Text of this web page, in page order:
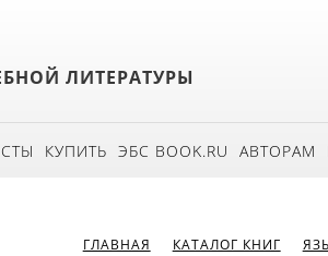
ЛИТЕРАТУРЫ
КУПИТЬ ЭБС BOOK.RU АВТОРАМ
ГЛАВНАЯ КАТАЛОГ КНИГ